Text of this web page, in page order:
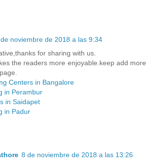
noviembre de 2018 a las 9:34
for sharing with us.
the readers more enjoyable.keep add more
Centers in Bangalore
in Perambur
in Saidapet
in Padur
8 de noviembre de 2018 a las 13:26